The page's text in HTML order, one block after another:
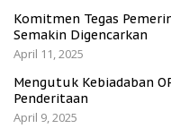
Komitmen Tegas
Semakin Digencarkan
April 11, 2025
Mengutuk Kebiadaban
Penderitaan
April 9, 2025